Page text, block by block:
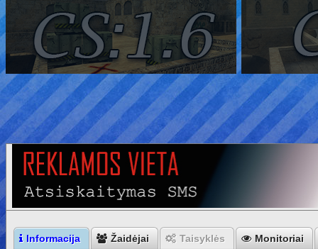
Informacija Žaidėjai Taisyklės Monitoriai